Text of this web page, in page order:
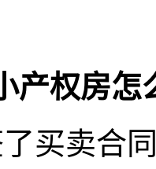
产权房怎
买卖合